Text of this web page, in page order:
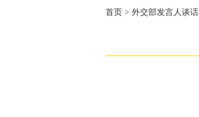
首页 > 外交部发言人谈话